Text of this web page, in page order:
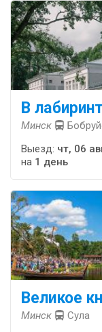
В
Минск
Выезд: чт, 06
на 1 день
Великое
Минск Сула